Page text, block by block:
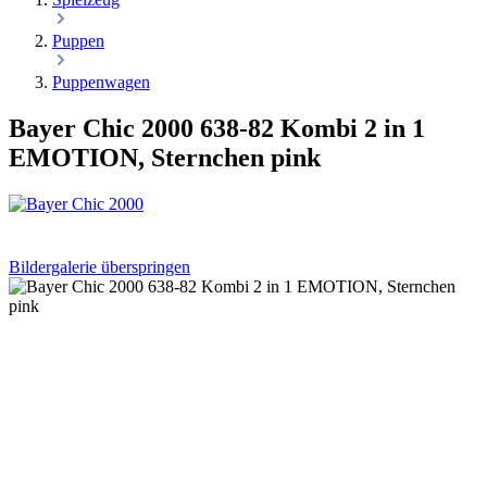
Puppen
Puppenwagen
Bayer Chic 2000 638-82 Kombi 2 in 1
EMOTION, Sternchen pink
Bildergalerie überspringen